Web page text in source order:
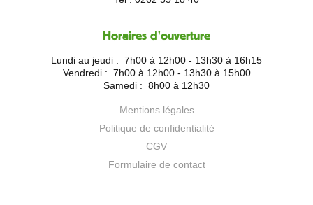
Horaires d'ouverture
Lundi au jeudi : 7h00 à 12h00 - 13h30 à 16h15
Vendredi : 7h00 à 12h00 - 13h30 à 15h00
Samedi : 8h00 à 12h30
Mentions légales
Politique de confidentialité
CGV
Formulaire de contact